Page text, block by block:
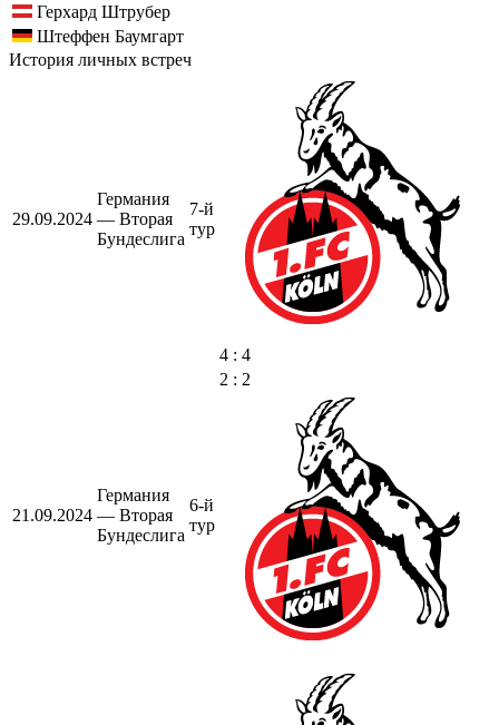
Герхард Штрубер
Штеффен Баумгарт
История личных встреч
29.09.2024
Германия
— Вторая
Бундеслига
7-й
тур
4 : 4
21.09.2024
Германия
— Вторая
Бундеслига
6-й
тур
2 : 2